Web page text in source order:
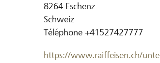
8264 Eschenz
Schweiz
Téléphone +41527427777
https://www.raiffeisen.ch/